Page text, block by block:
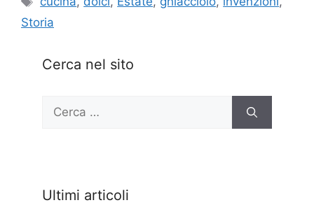
Storia
Cerca nel sito
Ricerca
Ultimi articoli